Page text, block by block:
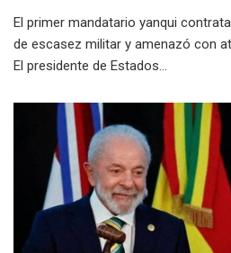
El primer mandatario yanqui
de escasez militar y amenazó con
El presidente de Estados...